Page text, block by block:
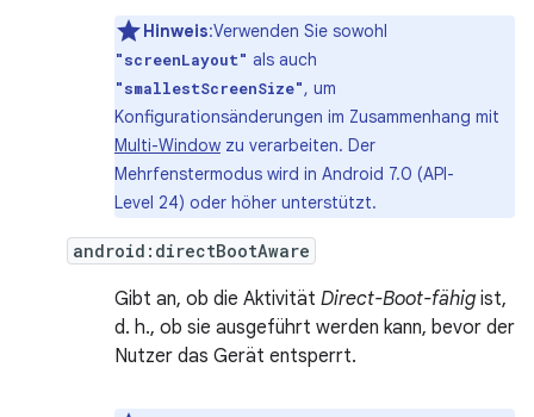
Hinweis:Verwenden Sie sowohl
"screenLayout" als auch
"smallestScreenSize", um
Konfigurationsänderungen im Zusammenhang mit
Multi-Window zu verarbeiten. Der
Mehrfenstermodus wird in Android 7.0 (API-
Level 24) oder höher unterstützt.
android:directBootAware
Gibt an, ob die Aktivität Direct-Boot-fähig ist,
d. h., ob sie ausgeführt werden kann, bevor der
Nutzer das Gerät entsperrt.